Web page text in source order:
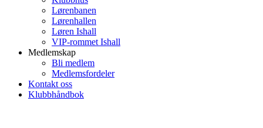
Lørenbanen
Lørenhallen
Løren Ishall
VIP-rommet Ishall
Medlemskap
Bli medlem
Medlemsfordeler
Kontakt oss
Klubbhåndbok